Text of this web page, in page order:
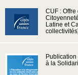
CUF :
Latine et
Publication
à la